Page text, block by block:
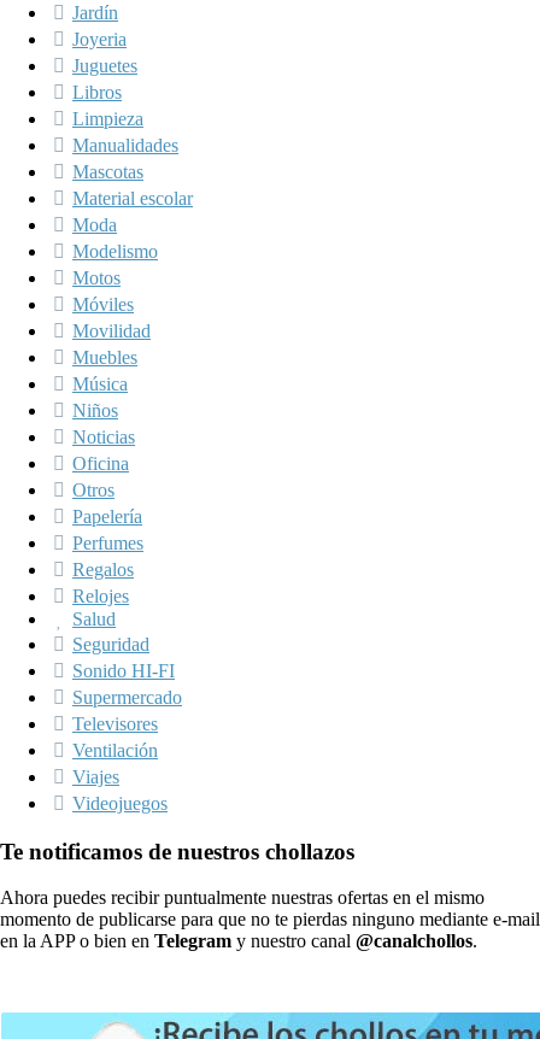
Jardín
Joyeria
Juguetes
Libros
Limpieza
Manualidades
Mascotas
Material escolar
Moda
Modelismo
Motos
Móviles
Movilidad
Muebles
Música
Niños
Noticias
Oficina
Otros
Papelería
Perfumes
Regalos
Relojes
Salud
Seguridad
Sonido HI-FI
Supermercado
Televisores
Ventilación
Viajes
Videojuegos
Te notificamos de nuestros chollazos
Ahora puedes recibir puntualmente nuestras ofertas en el mismo
momento de publicarse para que no te pierdas ninguno mediante e-mail
en la APP o bien en Telegram y nuestro canal @canalchollos.